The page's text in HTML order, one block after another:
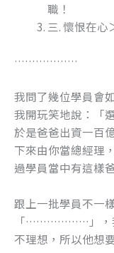
職！
三. 懷恨在心
………………
我問了幾位學員會
我開玩笑地說：「
於是爸爸出資一百
下來由你當總經理
過學員當中有這樣
跟上一批學員不一
「………………」，
不理想，所以他想